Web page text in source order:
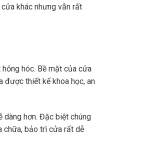
khác nhưng vẫn rất
hóc. Bề mặt của cửa
được thiết kế khoa học, an
dàng hơn. Đặc biệt chúng
chữa, bảo trì cửa rất dễ